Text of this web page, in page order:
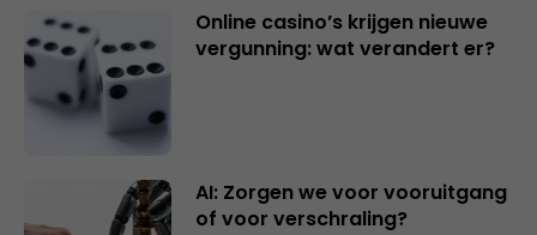
Online casino’s krijgen nieuwe
vergunning: wat verandert er?
AI: Zorgen we voor vooruitgang
of voor verschraling?